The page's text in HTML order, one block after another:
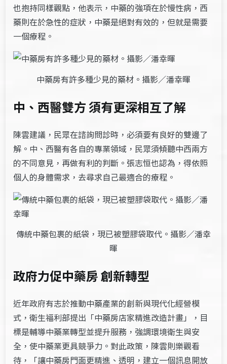
也抱持同樣觀點，他表示，中藥的強項在於慢性病，西
藥則在於急性的症狀，中藥是絕對有效的，但就是需要
一個療程。
中藥房有許多種少見的藥材。攝影／潘幸暉
中、西醫雙方 須有更深相互了解
陳雲建議，民眾在諮詢問診時，必須要有良好的雙邊了
解。中、西醫有各自的專業領域，民眾須傾聽中西兩方
的不同意見，再做有利的判斷。張志恒也認為，得依照
個人的身體需求，去尋求自己最適合的療程。
傳統中藥包裹的紙袋，現已被塑膠袋取代。攝影／潘幸
暉
政府力促中藥房 創新轉型
近年政府有志於推動中藥產業的創新與現代化經營模
式，衛生福利部提出「中藥房店家精進改造計畫」，目
標是輔導中藥業轉型並提升服務，強調環境衛生與安
全，使中藥業更具競爭力。對此政策，陳雲則樂觀看
待，「讓中藥房門面更精進、透明，建立一個訊息開放